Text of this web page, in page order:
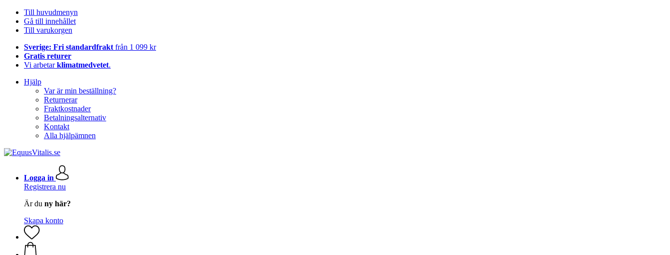
Till huvudmenyn
Gå till innehållet
Till varukorgen
Sverige: Fri standardfrakt från 1 099 kr
Gratis returer
Vi arbetarklimatmedvetet.
Hjälp
Var är min beställning?
Returnerar
Fraktkostnader
Betalningsalternativ
Kontakt
Alla hjälpämnen
Logga in
Registrera nu
Är du ny här?
Skapa konto